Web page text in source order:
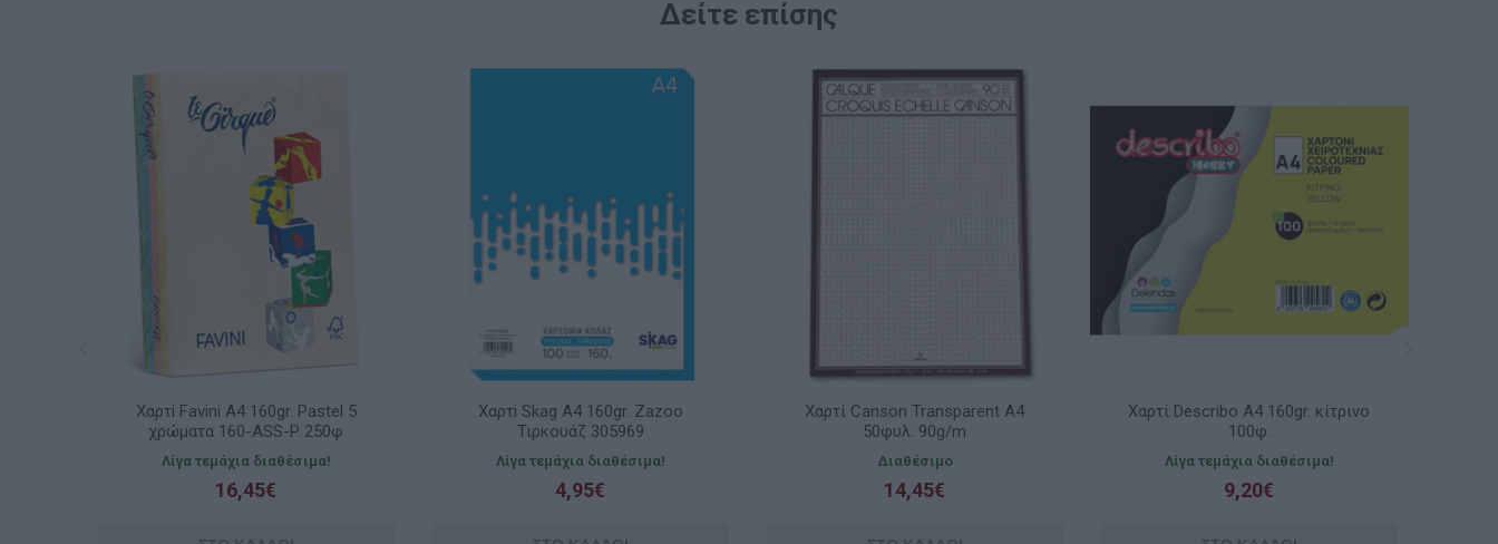
Δείτε επίσης
Χαρτi Favini A4 160gr. Pastel 5
χρώματα 160-ASS-P 250φ
Λίγα τεμάχια διαθέσιμα!
16,45€
Χαρτi Skag A4 160gr. Zazoo
Τιρκουάζ 305969
Λίγα τεμάχια διαθέσιμα!
Χαρτί Canson Transparent Α4
50φυλ. 90g/m
Διαθέσιμο
14,45€
Χαρτί Describo Α4 160gr. κίτρινο
Λίγα τεμάχια διαθέσιμα!